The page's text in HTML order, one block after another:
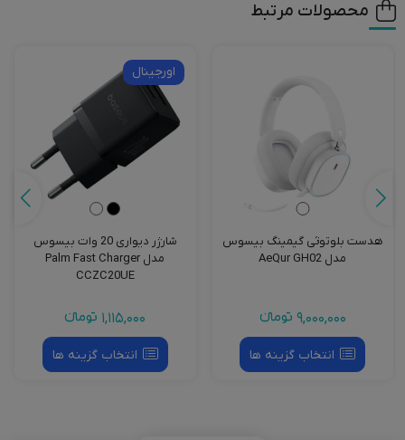
محصولات مرتبط
هدست بلوتوثی گیمینگ بیسوس
مدل AeQur GH02
9,000,000 تومانءء
انتخاب گزینه ها
اورجینال
شارژر دیواری 20 وات بیسوس
مدل Palm Fast Charger
CCZC20UE
1,115,000 تومانءء
انتخاب گزینه ها